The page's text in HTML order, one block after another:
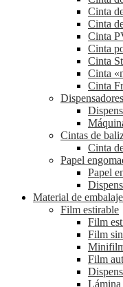
Cinta
Cinta
Cinta
Cinta
Cinta
Cinta
Cinta
Cintas de
Cinta
Papel
Papel
Material de embalaje
Film estirable
Film
Film
Film
Lámina